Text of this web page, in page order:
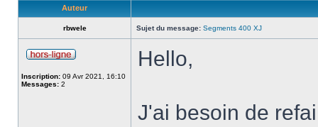
Auteur
rbwele Sujet du message: Segments 400 XJ
Inscription: 09 Avr 2021, 16:10
Messages: 2
Hello,
J'ai besoin de